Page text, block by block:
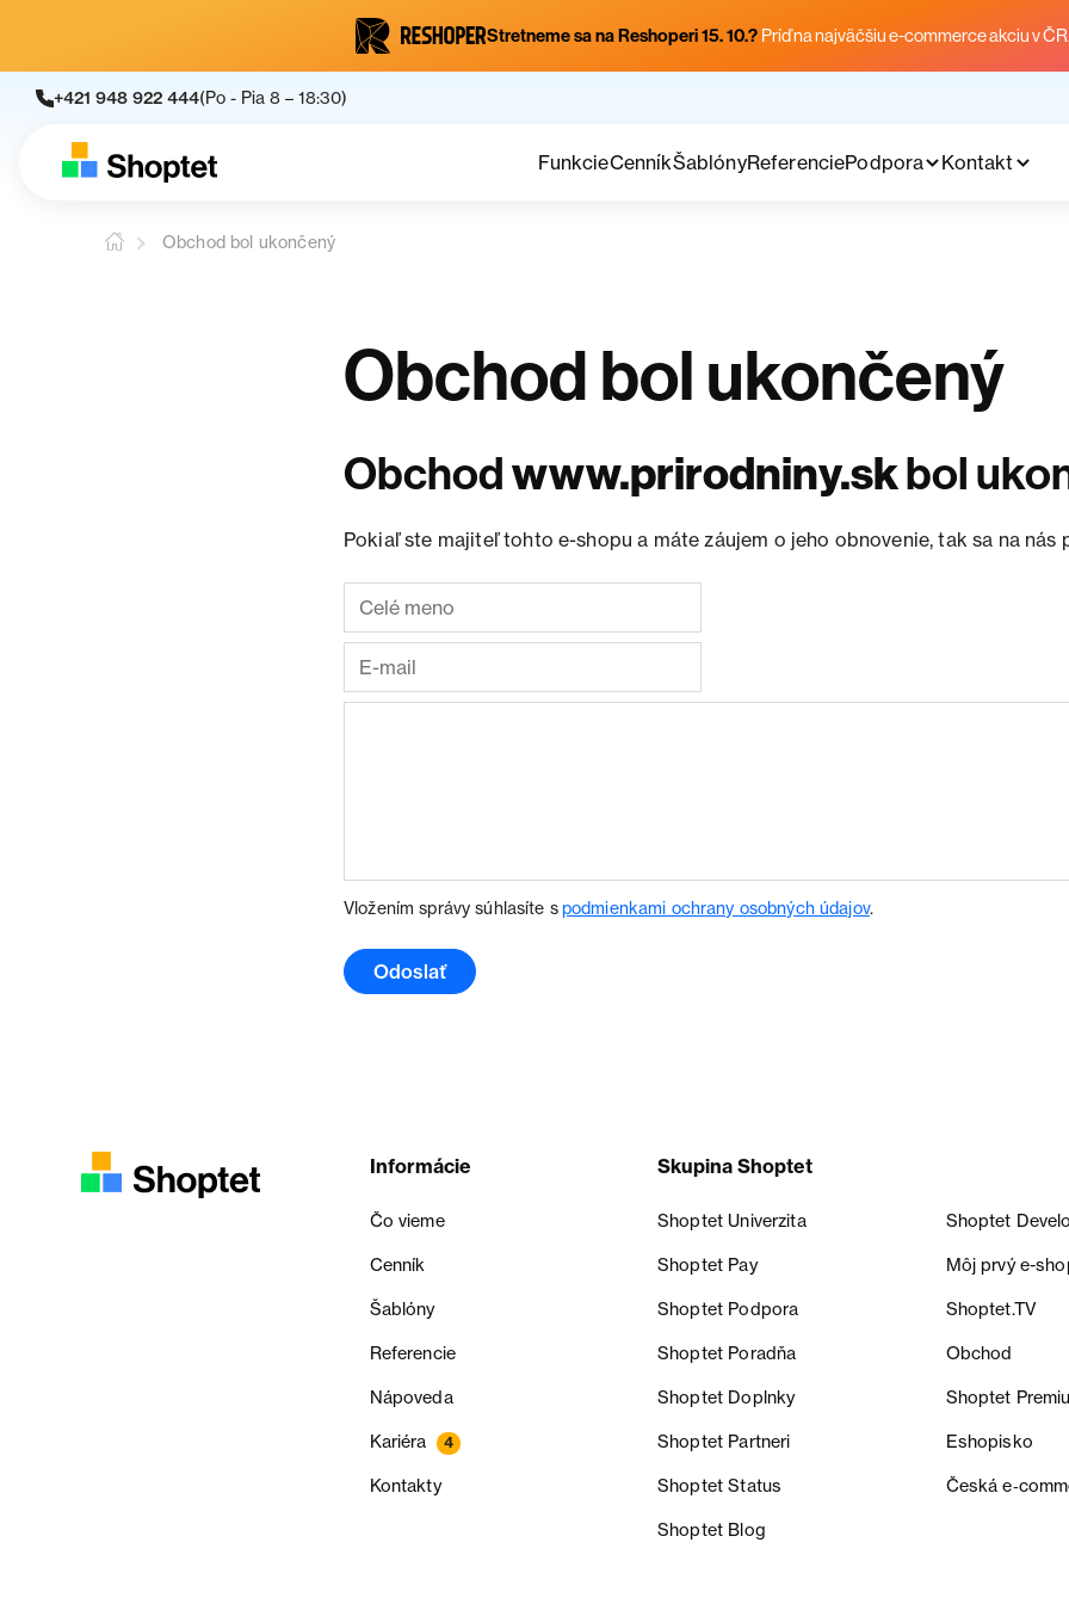
Stretneme sa na Reshoperi 15. 10.? Príď na najväčšiu e-commerce akciu v ČR.
+421 948 922 444(Po - Pia 8 – 18:30)
FunkcieCenníkŠablónyReferenciePodpora Kontakt
Obchod bol ukončený
Obchod bol ukončený
Obchodwww.prirodniny.skbol
Pokiaľ ste majiteľ tohto e-shopu a máte záujem o jeho obnovenie, tak sa na nás
Vložením správy súhlasíte spodmienkami ochrany osobných údajov.
Odoslať
Informácie
Čo vieme
Cenník
Šablóny
Referencie
Nápoveda
Kariéra 4
Kontakty
Skupina Shoptet
Shoptet Univerzita Shoptet
Shoptet Pay Môj prvý e-
Shoptet Podpora Shoptet.TV
Shoptet Poradňa Obchod
Shoptet Doplnky Shoptet
Shoptet Partneri Eshopisko
Shoptet Status Česká
Shoptet Blog